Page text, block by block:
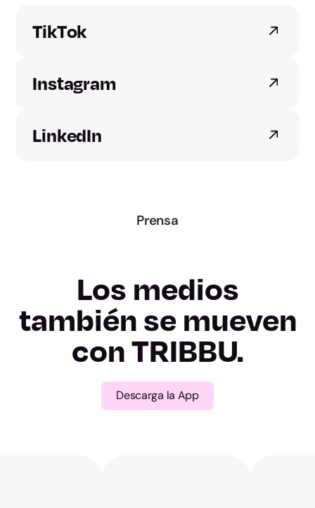
Madrid
Navarra
Álava
Gipuzkoa
Bizkaia
TikTok
Instagram
LinkedIn
Prensa
Los medios
también se mueven
con TRIBBU.
Descarga la App